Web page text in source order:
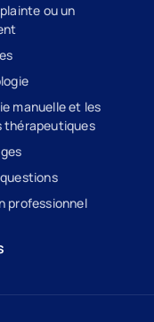
ou un
manuelle et les
thérapeutiques
professionnel